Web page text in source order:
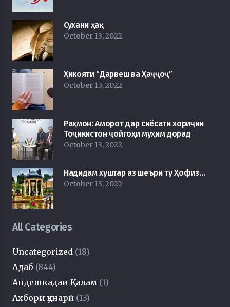
Сухани ҳақ
October 13, 2022
Ҳикояти “Дарвеш ва Ҳаҷҷоҷ”
October 13, 2022
Раҳмон: Аморот дар сиёсати хориҷии
Тоҷикистон ҷойгоҳи муҳим дорад
October 13, 2022
Надидам хуштар аз шеъри ту Ҳофиз…
October 13, 2022
All Categories
Uncategorized (18)
Адаб (844)
Андешкадаи Қалам (1)
Ахбори ҳунарӣ (13)